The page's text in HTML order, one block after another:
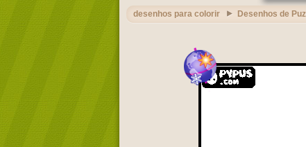
desenhos para colorir Desenhos de